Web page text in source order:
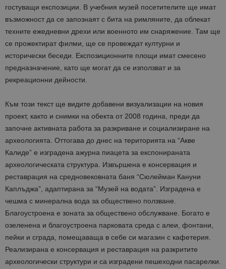
гостуващи експозиции. В учебния музей посетителите ще имат
възможност да се запознаят с бита на римляните, да облекат
техните ежедневни дрехи или военното им снаряжение. Там ще
се прожектират филми, ще се провеждат културни и
исторически беседи. Експозиционните площи имат смесено
предназначение, като ще могат да се използват и за
рекреационни дейности.
Към този текст ще видите добавени визуализации на новия
проект, както и снимки на обекта от 2008 година, преди да
започне активната работа за разкриване и социализиране на
археологията. Оттогава до днес на територията на “Акве
Калиде” е изградена ажурна пиацета за експонираната
археологическата структура. Извършена е консервация и
реставрация на средновековната баня “Сюлейман Кануни
Каплъджа”, адаптирана за “Музей на водата”. Изградена е
чешма с минерална вода за обществено ползване.
Благоустроена е зоната за обществено обслужване. Богато е
озеленена и благоустроена парковата среда с алеи, фонтани,
пейки и сграда, помещаваща в себе си магазин с кафетерия.
Реализирана е консервация и реставрация на разкритите
археологически структури и са изградени пешеходни пасарелки.